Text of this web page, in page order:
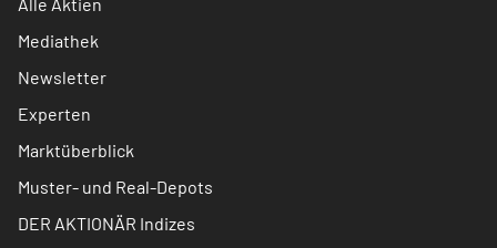
Mediathek
Newsletter
Experten
Marktüberblick
Muster- und Real-Depots
DER AKTIONÄR Indizes